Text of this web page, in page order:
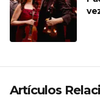
Artículos